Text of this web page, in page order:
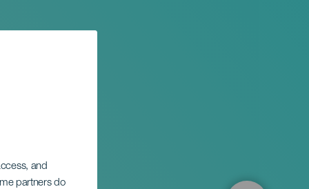
and
partners do